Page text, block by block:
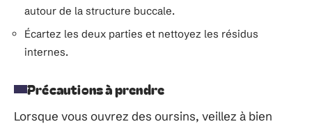
autour de la structure buccale.
Écartez les deux parties et nettoyez les résidus
internes.
Précautions à prendre
Lorsque vous ouvrez des oursins, veillez à bien